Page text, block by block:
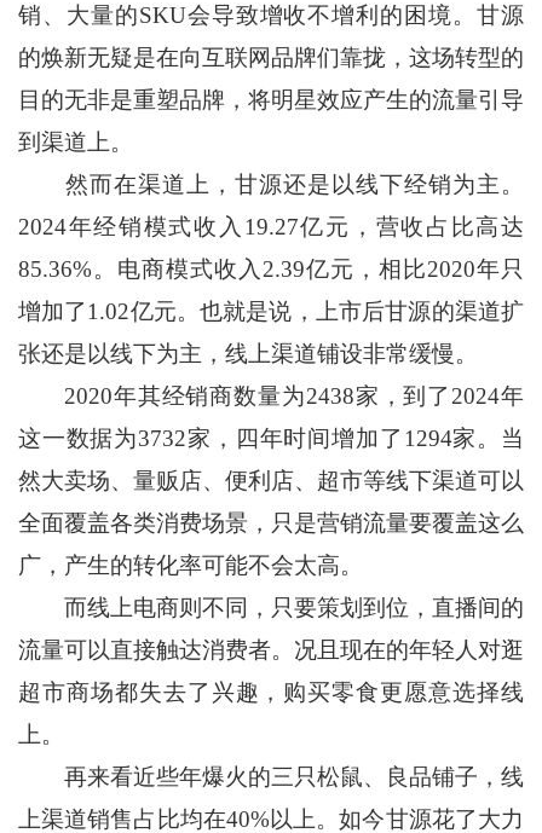
销、大量的SKU会导致增收不增利的困境。甘源
的焕新无疑是在向互联网品牌们靠拢，这场转型的
目的无非是重塑品牌，将明星效应产生的流量引导
到渠道上。
然而在渠道上，甘源还是以线下经销为主。
2024年经销模式收入19.27亿元，营收占比高达
85.36%。电商模式收入2.39亿元，相比2020年只
增加了1.02亿元。也就是说，上市后甘源的渠道扩
张还是以线下为主，线上渠道铺设非常缓慢。
2020年其经销商数量为2438家，到了2024年
这一数据为3732家，四年时间增加了1294家。当
然大卖场、量贩店、便利店、超市等线下渠道可以
全面覆盖各类消费场景，只是营销流量要覆盖这么
广，产生的转化率可能不会太高。
而线上电商则不同，只要策划到位，直播间的
流量可以直接触达消费者。况且现在的年轻人对逛
超市商场都失去了兴趣，购买零食更愿意选择线
上。
再来看近些年爆火的三只松鼠、良品铺子，线
上渠道销售占比均在40%以上。如今甘源花了大力